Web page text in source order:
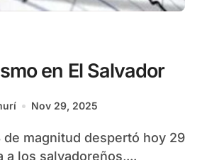
en El Salvador
Nov 29, 2025
a los salvadoreños,...